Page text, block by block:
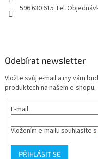
596 630 615 Tel.
Odebírat newsletter
Vložte svůj e-mail a my vám
produktech na našem e-shopu.
E-mail
Vložením e-mailu souhlasíte s
PŘIHLÁSIT SE